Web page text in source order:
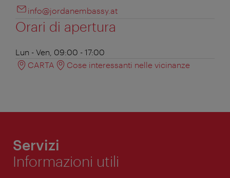
info@jordanembassy.at
Orari di apertura
Lun - Ven, 09:00 - 17:00
CARTA
Cose interessanti nelle vicinanze
Servizi
Informazioni utili